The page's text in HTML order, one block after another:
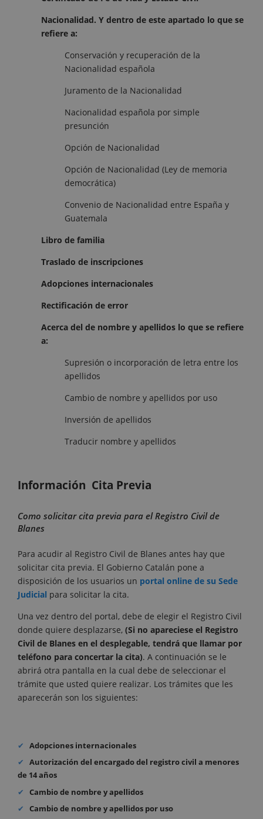
Nacionalidad. Y dentro de este apartado lo que se
refiere a:
Conservación y recuperación de la
Nacionalidad española
Juramento de la Nacionalidad
Nacionalidad española por simple
presunción
Opción de Nacionalidad
Opción de Nacionalidad (Ley de memoria
democrática)
Convenio de Nacionalidad entre España y
Guatemala
Libro de familia
Traslado de inscripciones
Adopciones internacionales
Rectificación de error
Acerca del de nombre y apellidos lo que se refiere
a:
Supresión o incorporación de letra entre los
apellidos
Cambio de nombre y apellidos por uso
Inversión de apellidos
Traducir nombre y apellidos
Información Cita Previa
Como solicitar cita previa para el Registro Civil de
Blanes
Para acudir al Registro Civil de Blanes antes hay que
solicitar cita previa. El Gobierno Catalán pone a
disposición de los usuarios un portal online de su Sede
Judicial para solicitar la cita.
Una vez dentro del portal, debe de elegir el Registro Civil
donde quiere desplazarse, (Si no apareciese el Registro
Civil de Blanes en el desplegable, tendrá que llamar por
teléfono para concertar la cita). A continuación se le
abrirá otra pantalla en la cual debe de seleccionar el
trámite que usted quiere realizar. Los trámites que les
aparecerán son los siguientes:
Adopciones internacionales
Autorización del encargado del registro civil a menores
de 14 años
Cambio de nombre y apellidos
Cambio de nombre y apellidos por uso